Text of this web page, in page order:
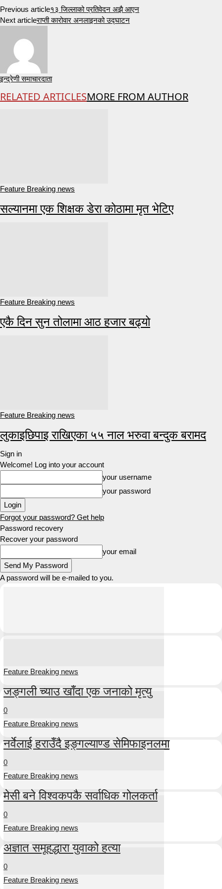
Previous article१३ जिल्लाको प्रतिवेदन अझै आएन
Next articleराप्ती कारोवार अनलाइनको उद्घाटन
इन्द्रेणी समाचारदाता
RELATED ARTICLESMORE FROM AUTHOR
Feature Breaking news
सल्यानमा एक शिक्षक डेरा कोठामा मृत भेटिए
Feature Breaking news
एकै दिन सुन तोलामा आठ हजार बढ्यो
Feature Breaking news
लुकाइछिपाइ राखिएका ५५ नाल भरुवा बन्दुक बरामद
Sign in
Welcome! Log into your account
your username
your password
Forgot your password? Get help
Password recovery
Recover your password
your email
A password will be e-mailed to you.
Feature Breaking news
जङ्गली च्याउ खाँदा एक जनाको मृत्यु
0
Feature Breaking news
नर्वेलाई हराउँदै इङ्गल्याण्ड सेमिफाइनलमा
0
Feature Breaking news
मेसी बने विश्वकपकै सर्वाधिक गोलकर्ता
0
Feature Breaking news
अज्ञात समूहद्धारा युवाको हत्या
0
Feature Breaking news